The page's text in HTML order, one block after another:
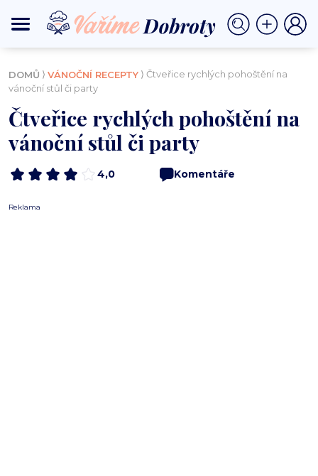
DOMŮ ⟩ VÁNOČNÍ RECEPTY ⟩ Čtveřice rychlých pohoštění na
vánoční stůl či party
Čtveřice rychlých pohoštění na
vánoční stůl či party
4,0 Komentáře
Reklama